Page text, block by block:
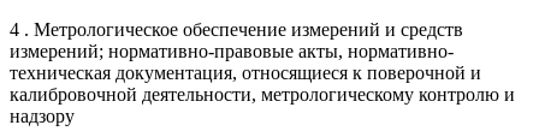
4 . Метрологическое обеспечение измерений и средств
измерений; нормативно-правовые акты, нормативно-
техническая документация, относящиеся к поверочной и
калибровочной деятельности, метрологическому контролю и
надзору